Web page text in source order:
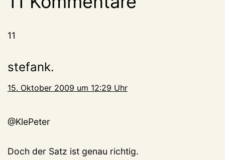
11
stefank.
15. Oktober 2009 um 12:29 Uhr
@KlePeter
Doch der Satz ist genau richtig.